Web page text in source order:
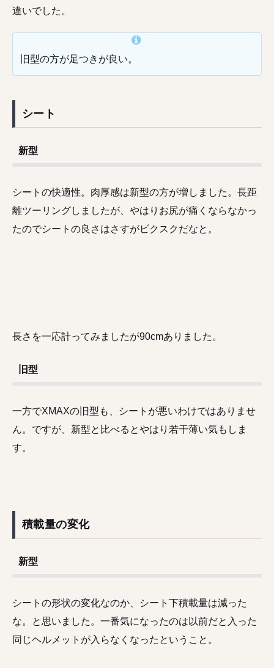
違いでした。
旧型の方が足つきが良い。
シート
新型
シートの快適性。肉厚感は新型の方が増しました。長距
離ツーリングしましたが、やはりお尻が痛くならなかっ
たのでシートの良さはさすがビクスクだなと。
長さを一応計ってみましたが90cmありました。
旧型
一方でXMAXの旧型も、シートが悪いわけではありませ
ん。ですが、新型と比べるとやはり若干薄い気もしま
す。
積載量の変化
新型
シートの形状の変化なのか、シート下積載量は減った
な。と思いました。一番気になったのは以前だと入った
同じヘルメットが入らなくなったということ。